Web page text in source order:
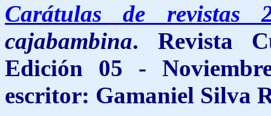
Carátulas de revistas
cajabambina. Revista
Edición 05 -
escritor: Gamaniel Silva